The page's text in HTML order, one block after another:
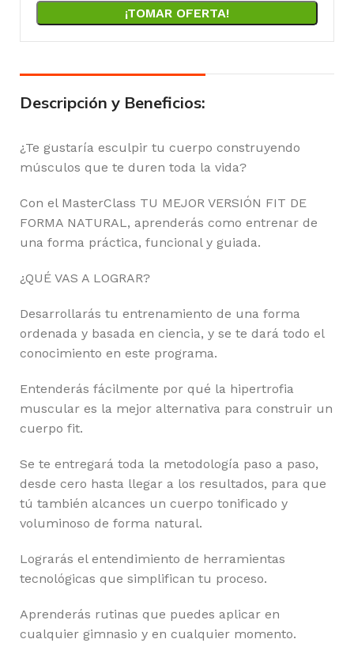
¡TOMAR OFERTA!
Descripción y Beneficios:
¿Te gustaría esculpir tu cuerpo construyendo
músculos que te duren toda la vida?
Con el MasterClass TU MEJOR VERSIÓN FIT DE
FORMA NATURAL, aprenderás como entrenar de
una forma práctica, funcional y guiada.
¿QUÉ VAS A LOGRAR?
Desarrollarás tu entrenamiento de una forma
ordenada y basada en ciencia, y se te dará todo el
conocimiento en este programa.
Entenderás fácilmente por qué la hipertrofia
muscular es la mejor alternativa para construir un
cuerpo fit.
Se te entregará toda la metodología paso a paso,
desde cero hasta llegar a los resultados, para que
tú también alcances un cuerpo tonificado y
voluminoso de forma natural.
Lograrás el entendimiento de herramientas
tecnológicas que simplifican tu proceso.
Aprenderás rutinas que puedes aplicar en
cualquier gimnasio y en cualquier momento.